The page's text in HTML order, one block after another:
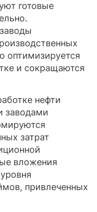
готовые
оптимизируется
и сокращаются
нефти
заводами
затрат
вложения
привлеченных